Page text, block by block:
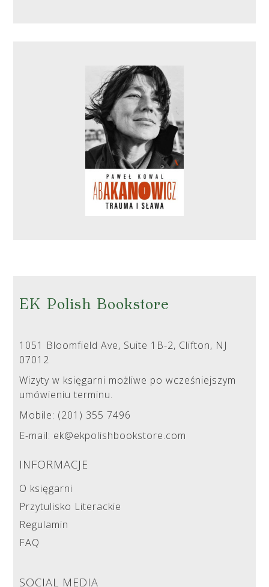
EK Polish Bookstore
1051 Bloomfield Ave, Suite 1B-2, Clifton, NJ
07012
Wizyty w księgarni możliwe po wcześniejszym
umówieniu terminu.
Mobile: (201) 355 7496
E-mail: ek@ekpolishbookstore.com
INFORMACJE
O księgarni
Przytulisko Literackie
Regulamin
FAQ
SOCIAL MEDIA